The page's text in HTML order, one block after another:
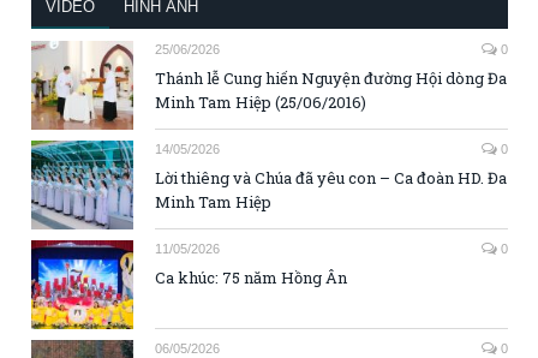
VIDEO HÌNH ẢNH
25/06/2026 0
Thánh lễ Cung hiến Nguyện đường Hội dòng Đa
Minh Tam Hiệp (25/06/2016)
14/05/2026 0
Lời thiêng và Chúa đã yêu con – Ca đoàn HD. Đa
Minh Tam Hiệp
11/05/2026 0
Ca khúc: 75 năm Hồng Ân
06/05/2026 0